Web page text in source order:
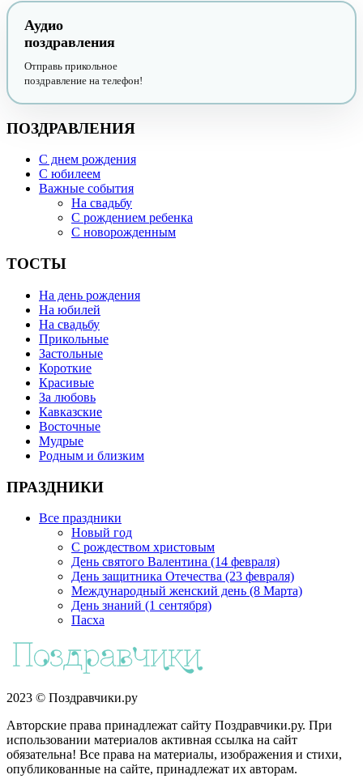
Аудио
поздравления
Отправь прикольное
поздравление на телефон!
ПОЗДРАВЛЕНИЯ
С днем рождения
С юбилеем
Важные события
На свадьбу
С рождением ребенка
С новорожденным
ТОСТЫ
На день рождения
На юбилей
На свадьбу
Прикольные
Застольные
Короткие
Красивые
За любовь
Кавказские
Восточные
Мудрые
Родным и близким
ПРАЗДНИКИ
Все праздники
Новый год
С рождеством христовым
День святого Валентина (14 февраля)
День защитника Отечества (23 февраля)
Международный женский день (8 Марта)
День знаний (1 сентября)
Пасха
2023 © Поздравчики.ру
Авторские права принадлежат сайту Поздравчики.ру. При
использовании материалов активная ссылка на сайт
обязательна! Все права на материалы, изображения и стихи,
опубликованные на сайте, принадлежат их авторам.